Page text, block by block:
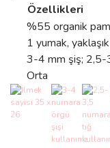
Özellikleri
%55 organik
1 yumak,
3-4 mm şiş; 2,5-3
Orta